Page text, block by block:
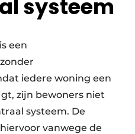
systeem
een
iedere woning een
zijn bewoners niet
systeem. De
vanwege de